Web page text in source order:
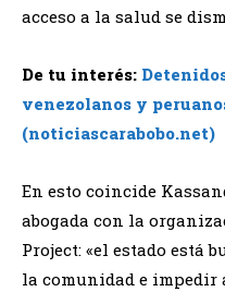
acceso a la salud se
De tu interés:
venezolanos y
(noticiascarabobo.net)
En esto coincide
abogada con la
Project: «el estado está
la comunidad e impedir